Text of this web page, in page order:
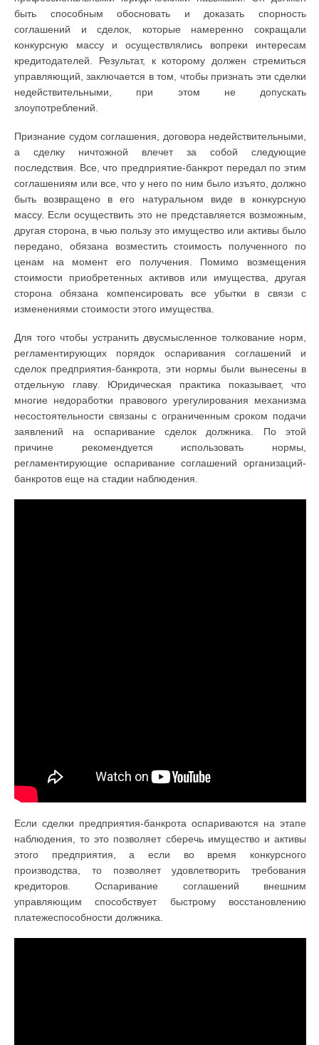
быть способным обосновать и доказать спорность
соглашений и сделок, которые намеренно сокращали
конкурсную массу и осуществлялись вопреки интересам
кредитодателей. Результат, к которому должен стремиться
управляющий, заключается в том, чтобы признать эти сделки
недействительными, при этом не допускать
злоупотреблений.
Признание судом соглашения, договора недействительными,
а сделку ничтожной влечет за собой следующие
последствия. Все, что предприятие-банкрот передал по этим
соглашениям или все, что у него по ним было изъято, должно
быть возвращено в его натуральном виде в конкурсную
массу. Если осуществить это не представляется возможным,
другая сторона, в чью пользу это имущество или активы было
передано, обязана возместить стоимость полученного по
ценам на момент его получения. Помимо возмещения
стоимости приобретенных активов или имущества, другая
сторона обязана компенсировать все убытки в связи с
изменениями стоимости этого имущества.
Для того чтобы устранить двусмысленное толкование норм,
регламентирующих порядок оспаривания соглашений и
сделок предприятия-банкрота, эти нормы были вынесены в
отдельную главу. Юридическая практика показывает, что
многие недоработки правового урегулирования механизма
несостоятельности связаны с ограниченным сроком подачи
заявлений на оспаривание сделок должника. По этой
причине рекомендуется использовать нормы,
регламентирующие оспаривание соглашений организаций-
банкротов еще на стадии наблюдения.
Если сделки предприятия-банкрота оспариваются на этапе
наблюдения, то это позволяет сберечь имущество и активы
этого предприятия, а если во время конкурсного
производства, то позволяет удовлетворить требования
кредиторов. Оспаривание соглашений внешним
управляющим способствует быстрому восстановлению
платежеспособности должника.